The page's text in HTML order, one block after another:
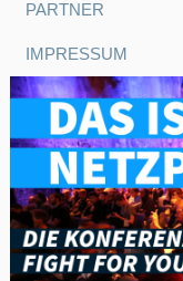
PARTNER
IMPRESSUM